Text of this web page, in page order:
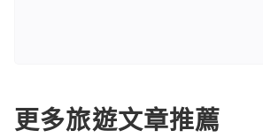
更多旅遊文章推薦